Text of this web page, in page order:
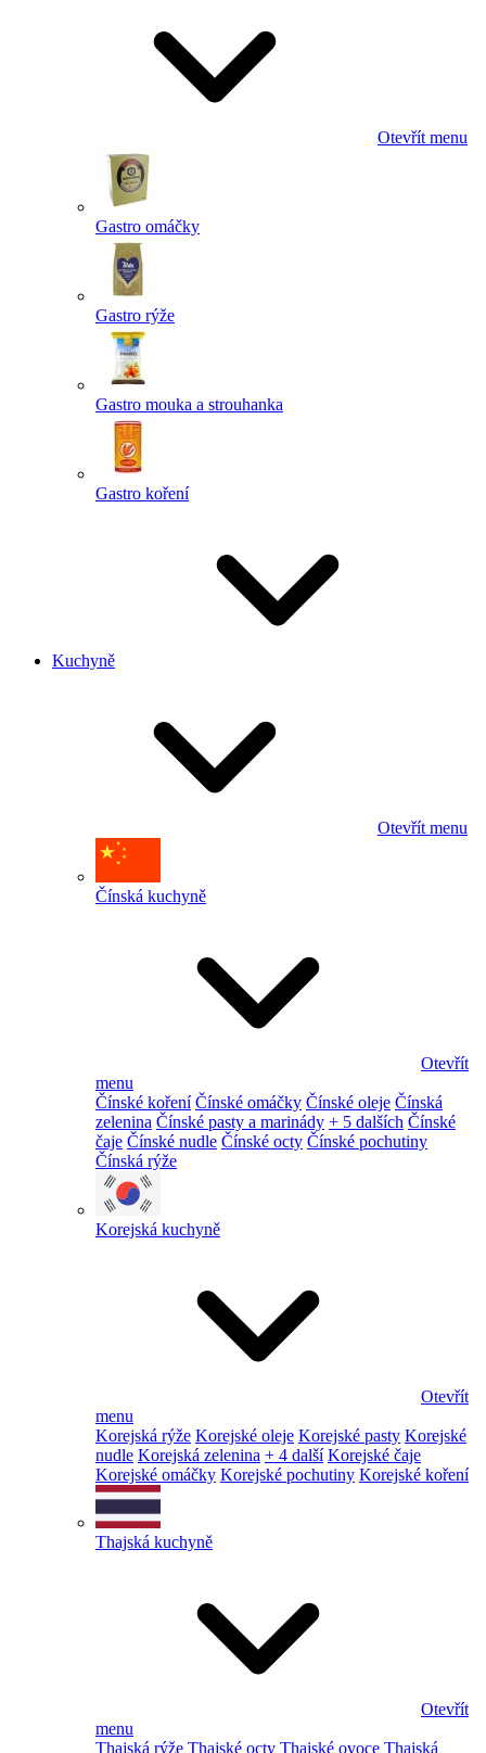
Otevřít menu
Gastro omáčky
Gastro rýže
Gastro mouka a strouhanka
Gastro koření
Kuchyně
Otevřít menu
Čínská kuchyně
Otevřít
menu
Čínské koření Čínské omáčky Čínské oleje Čínská
zelenina Čínské pasty a marinády + 5 dalších Čínské
čaje Čínské nudle Čínské octy Čínské pochutiny
Čínská rýže
Korejská kuchyně
Otevřít
menu
Korejská rýže Korejské oleje Korejské pasty Korejské
nudle Korejská zelenina + 4 další Korejské čaje
Korejské omáčky Korejské pochutiny Korejské koření
Thajská kuchyně
Otevřít
menu
Thajská rýže Thajské octy Thajské ovoce Thajská